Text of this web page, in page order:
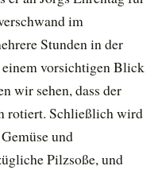
im
Stunden in der
vorsichtigen Blick
wir sehen, dass der
rotiert. Schließlich wird
und
Pilzsoße, und